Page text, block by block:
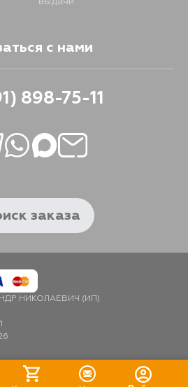
с нами
898-75-11
заказа
НИКОЛАЕВИЧ (ИП)